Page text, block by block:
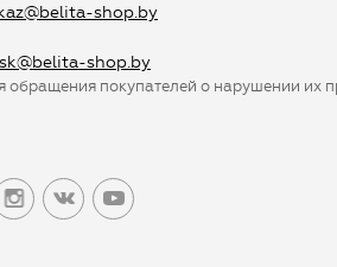
shop.by
shop.by
обращения покупателей о нарушении их